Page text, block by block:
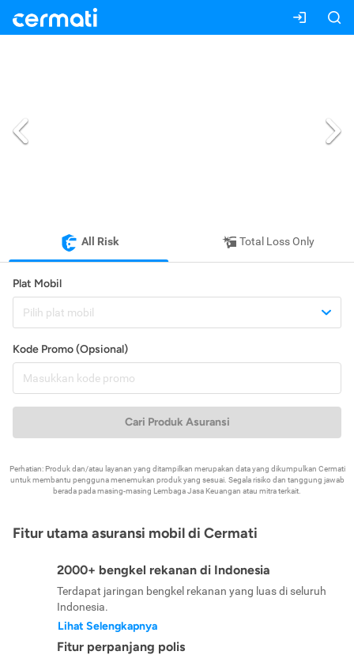
All Risk Total Loss Only
Plat Mobil
Pilih plat mobil
Kode Promo (Opsional)
Cari Produk Asuransi
Perhatian: Produk dan/atau layanan yang ditampilkan merupakan data yang dikumpulkan Cermati
untuk membantu pengguna menemukan produk yang sesuai. Segala risiko dan tanggung jawab
berada pada masing-masing Lembaga Jasa Keuangan atau mitra terkait.
Fitur utama asuransi mobil di Cermati
2000+ bengkel rekanan di Indonesia
Terdapat jaringan bengkel rekanan yang luas di seluruh
Indonesia.
Lihat Selengkapnya
Fitur perpanjang polis